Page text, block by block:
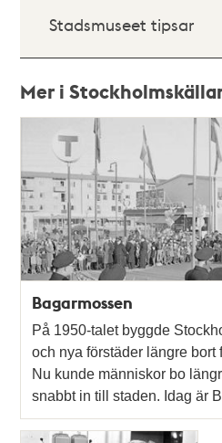
Stadsmuseet tipsar
Mer i
och
teman
Bagarmossen
På 1950-talet byggde
och nya förstäder längre bort
Nu kunde människor bo
snabbt in till staden. Idag är